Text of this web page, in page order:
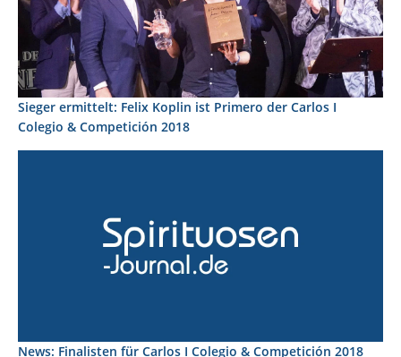
Sieger ermittelt: Felix Koplin ist Primero der Carlos I
Colegio & Competición 2018
News: Finalisten für Carlos I Colegio & Competición 2018